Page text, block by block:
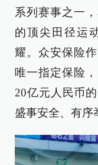
系列赛事之一
的顶尖田径运
耀。众安保险
唯一指定保险
20亿元人民币
盛事安全、有序